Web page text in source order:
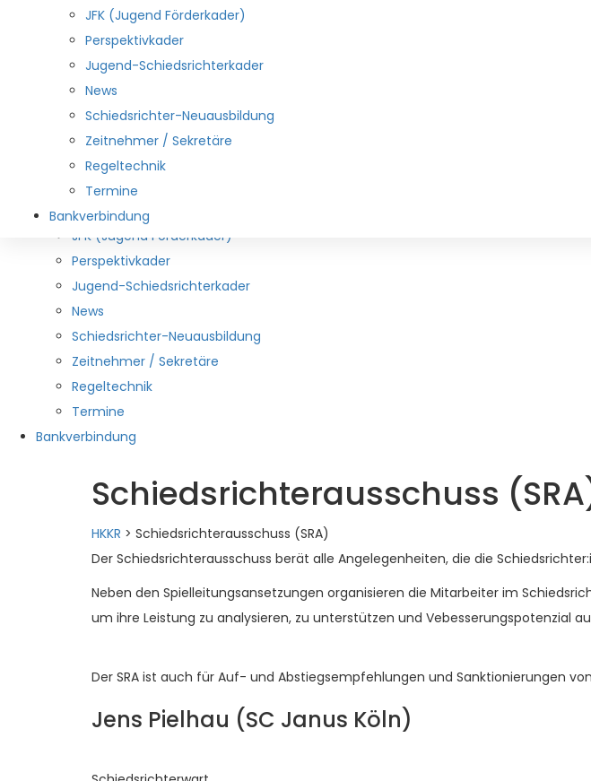
JFK (Jugend Förderkader)
Perspektivkader
Jugend-Schiedsrichterkader
News
Schiedsrichter-Neuausbildung
Zeitnehmer / Sekretäre
Regeltechnik
Termine
Bankverbindung
Aus den Vereinen
Links
Spielbetrieb
Durchführungsbestimmungen
lehrwesen
Schiedsrichterwesen
Mitarbeiter
DHB und HNR-Kader
Kreis-Kader
JFK (Jugend Förderkader)
Perspektivkader
Jugend-Schiedsrichterkader
News
Schiedsrichter-Neuausbildung
Zeitnehmer / Sekretäre
Regeltechnik
Termine
Bankverbindung
Schiedsrichterausschuss
HKKR > Schiedsrichterausschuss (SRA)
Der Schiedsrichterausschuss berät alle Angelegenheiten, die die
Neben den Spielleitungsansetzungen organisieren die Mitarbeiter im
um ihre Leistung zu analysieren, zu unterstützen und Vebesserungspotenzial
Der SRA ist auch für Auf- und Abstiegsempfehlungen und Sanktionierungen
Jens Pielhau (SC Janus Köln)